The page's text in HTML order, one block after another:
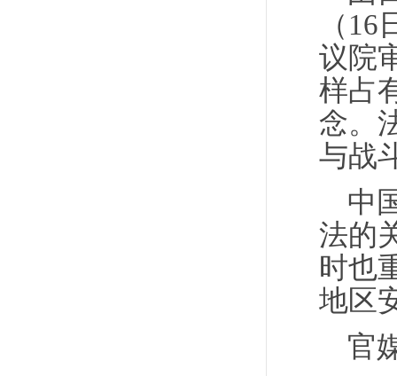
（
议院
样占
念。
与战
中
法的
时也
地区
官